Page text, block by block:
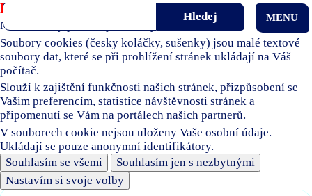
Používáme soubory cookies
Naše stránky používají soubory cookies.
Soubory cookies (česky koláčky, sušenky) jsou malé textové
soubory dat, které se při prohlížení stránek ukládají na Váš
počítač.
Slouží k zajištění funkčnosti našich stránek, přizpůsobení se
Vašim preferencím, statistice návštěvnosti stránek a
připomenutí se Vám na portálech našich partnerů.
V souborech cookie nejsou uloženy Vaše osobní údaje.
Ukládají se pouze anonymní identifikátory.
Souhlasím se všemi
Souhlasím jen s nezbytnými
Nastavím si svoje volby
MENU